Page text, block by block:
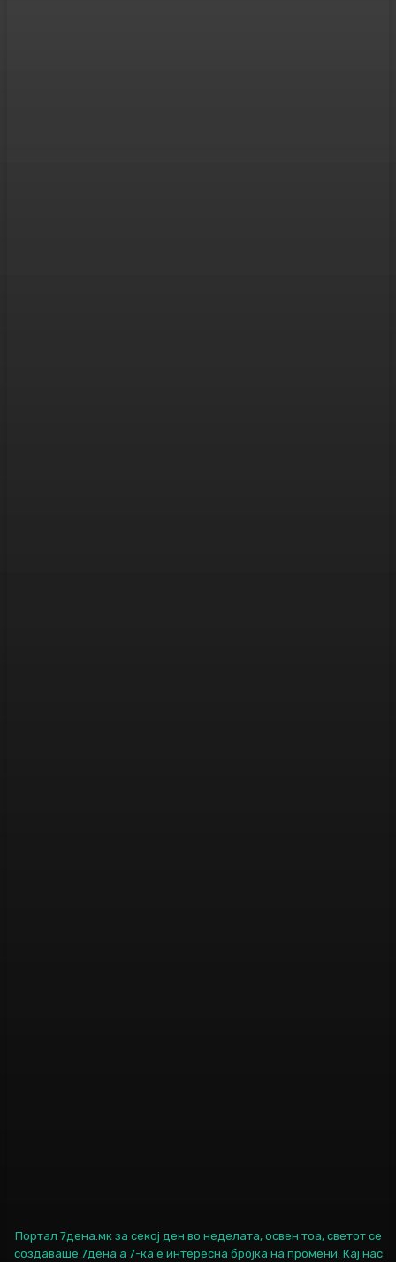
Портал 7дена.мк за секој ден во неделата, освен тоа, светот се
создаваше 7дена а 7-ка е интересна бројка на промени. Кај нас